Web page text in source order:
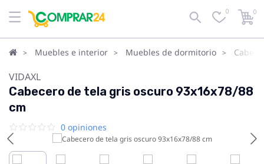
0 0
Muebles e interior Muebles de dormitorio
VIDAXL
Cabecero de tela gris oscuro 93x16x78/88
cm
0 opiniones